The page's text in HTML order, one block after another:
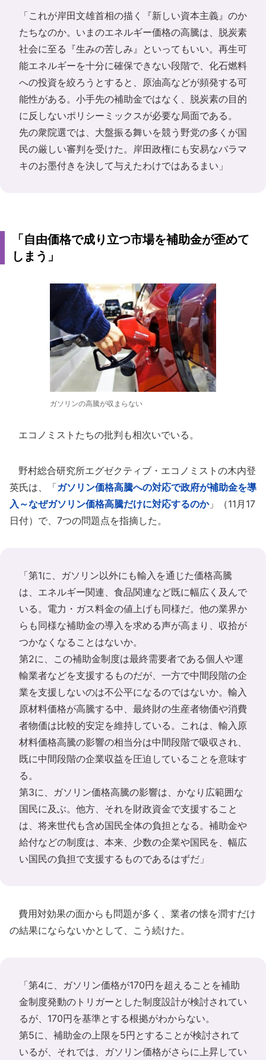
「これが岸田文雄首相の描く『新しい資本主義』のか
たちなのか。いまのエネルギー価格の高騰は、脱炭素
社会に至る『生みの苦しみ』といってもいい。再生可
能エネルギーを十分に確保できない段階で、化石燃料
への投資を絞ろうとすると、原油高などが頻発する可
能性がある。小手先の補助金ではなく、脱炭素の目的
に反しないポリシーミックスが必要な局面である。
先の衆院選では、大盤振る舞いを競う野党の多くが国
民の厳しい審判を受けた。岸田政権にも安易なバラマ
キのお墨付きを決して与えたわけではあるまい」
「自由価格で成り立つ市場を補助金が歪めて
しまう」
ガソリンの高騰が収まらない
エコノミストたちの批判も相次いでいる。
野村総合研究所エグゼクティブ・エコノミストの木内登
英氏は、「ガソリン価格高騰への対応で政府が補助金を導
入～なぜガソリン価格高騰だけに対応するのか」（11月17
日付）で、7つの問題点を指摘した。
「第1に、ガソリン以外にも輸入を通じた価格高騰
は、エネルギー関連、食品関連など既に幅広く及んで
いる。電力・ガス料金の値上げも同様だ。他の業界か
らも同様な補助金の導入を求める声が高まり、収拾が
つかなくなることはないか。
第2に、この補助金制度は最終需要者である個人や運
輸業者などを支援するものだが、一方で中間段階の企
業を支援しないのは不公平になるのではないか。輸入
原材料価格が高騰する中、最終財の生産者物価や消費
者物価は比較的安定を維持している。これは、輸入原
材料価格高騰の影響の相当分は中間段階で吸収され、
既に中間段階の企業収益を圧迫していることを意味す
る。
第3に、ガソリン価格高騰の影響は、かなり広範囲な
国民に及ぶ。他方、それを財政資金で支援すること
は、将来世代も含め国民全体の負担となる。補助金や
給付などの制度は、本来、少数の企業や国民を、幅広
い国民の負担で支援するものであるはずだ」
費用対効果の面からも問題が多く、業者の懐を潤すだけ
の結果にならないかとして、こう続けた。
「第4に、ガソリン価格が170円を超えることを補助
金制度発動のトリガーとした制度設計が検討されてい
るが、170円を基準とする根拠がわからない。
第5に、補助金の上限を5円とすることが検討されて
いるが、それでは、ガソリン価格がさらに上昇してい